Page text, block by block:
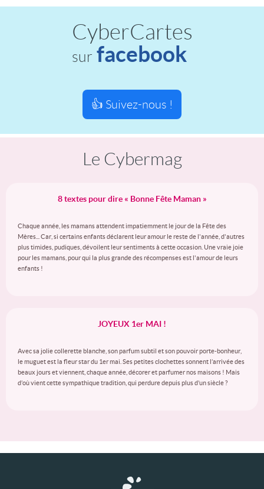
CyberCartes
sur facebook
👍 Suivez-nous !
Le Cybermag
8 textes pour dire « Bonne Fête Maman »
Chaque année, les mamans attendent impatiemment le jour de la Fête des
Mères... Car, si certains enfants déclarent leur amour le reste de l'année, d'autres
plus timides, pudiques, dévoilent leur sentiments à cette occasion. Une vraie joie
pour les mamans, pour qui la plus grande des récompenses est l'amour de leurs
enfants !
JOYEUX 1er MAI !
Avec sa jolie collerette blanche, son parfum subtil et son pouvoir porte-bonheur,
le muguet est la fleur star du 1er mai. Ses petites clochettes sonnent l’arrivée des
beaux jours et viennent, chaque année, décorer et parfumer nos maisons ! Mais
d’où vient cette sympathique tradition, qui perdure depuis plus d’un siècle ?